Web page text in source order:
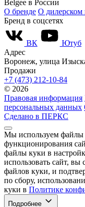
Belgee в России
О бренде О дилерском
Бренд в соцсетях
ВК Ютуб
Адрес
Воронеж, улица
Продажи
+7 (473) 212-10-84
© 2026
Правовая информация
персональных данных
Сделано в ПЕРКС
Мы используем файлы
функционирования
файлы куки в
использовать сайт, вы
файлов куки, и
по сбору,
куки в Политике
Подробнее